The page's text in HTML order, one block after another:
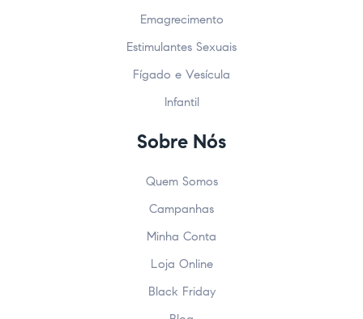
Emagrecimento
Estimulantes Sexuais
Fígado e Vesícula
Infantil
Sobre Nós
Quem Somos
Campanhas
Minha Conta
Loja Online
Black Friday